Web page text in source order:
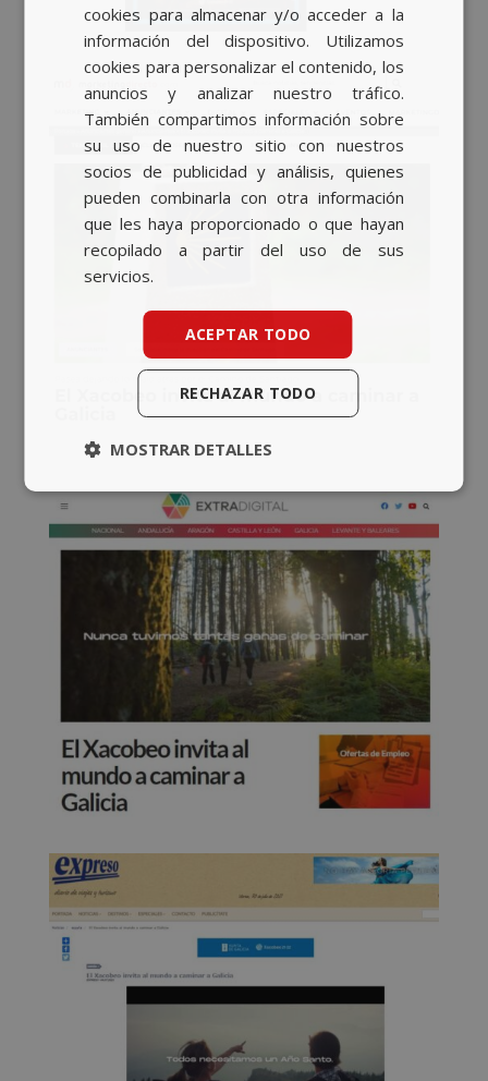
ENGLISH
cookies para almacenar y/o acceder a la
información del dispositivo. Utilizamos
cookies para personalizar el contenido, los
anuncios y analizar nuestro tráfico.
También compartimos información sobre
su uso de nuestro sitio con nuestros
socios de publicidad y análisis, quienes
pueden combinarla con otra información
que les haya proporcionado o que hayan
recopilado a partir del uso de sus
servicios.
ACEPTAR TODO
RECHAZAR TODO
MOSTRAR DETALLES